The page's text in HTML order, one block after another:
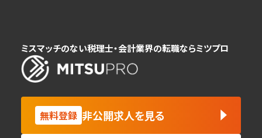
ミスマッチのない税理士・会計業界の転職ならミツプロ
無料登録 非公開求人を見る